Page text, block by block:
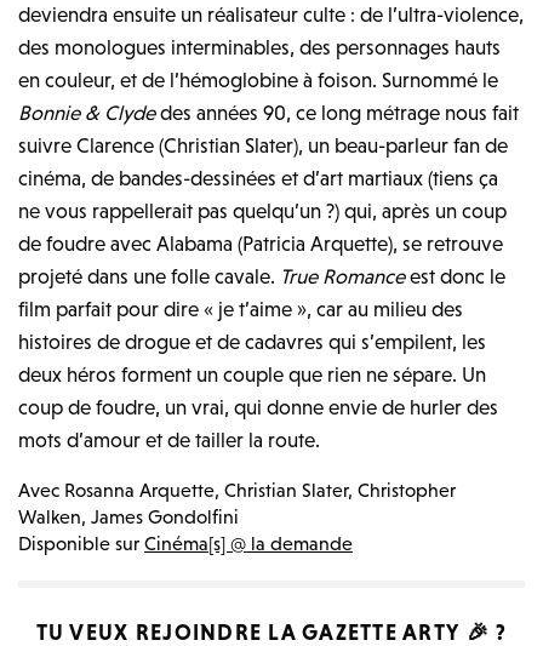
deviendra ensuite un réalisateur culte : de l’ultra-violence,
des monologues interminables, des personnages hauts
en couleur, et de l’hémoglobine à foison. Surnommé le
Bonnie & Clydedes années 90, ce long métrage nous fait
suivre Clarence (Christian Slater), un beau-parleur fan de
cinéma, de bandes-dessinées et d’art martiaux (tiens ça
ne vous rappellerait pas quelqu’un ?) qui, après un coup
de foudre avec Alabama (Patricia Arquette), se retrouve
projeté dans une folle cavale. True Romanceest donc le
film parfait pour dire « je t’aime », car au milieu des
histoires de drogue et de cadavres qui s’empilent, les
deux héros forment un couple que rien ne sépare. Un
coup de foudre, un vrai, qui donne envie de hurler des
mots d’amour et de tailler la route.
Avec Rosanna Arquette, Christian Slater, Christopher
Walken, James Gondolfini
Disponible sur Cinéma[s] @ la demande
TU VEUX REJOINDRE LAGAZETTE ARTY 🎉 ?